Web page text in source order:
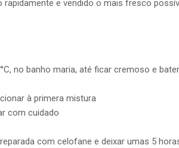
e vendido o mais fresco
banho maria, até ficar cremoso e
à primera mistura
cuidado
com celofane e deixar umas 5